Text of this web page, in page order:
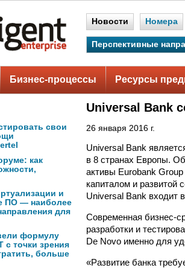
Новости Номера
Перспективные
Бизнес-процессы Ресурсы
свои
как
и
ПО — наиболее
для
формулу
с точки зрения
больше
Universal Bank
26 января 2016 г.
Universal Bank
в 8 странах Европы.
активы Eurobank
капиталом и развитой
Universal Bank входит
Современная бизнес-
разработки и
De Novo именно для
«Развитие банка